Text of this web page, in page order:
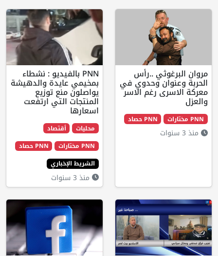
..رأس
وحدوي في
رغم الاسر
PNN حصاد
PNN بالفيديو : نشطاء
بمخيمي عايدة والدهيشة
يواصلون منع توزيع
المنتجات التي ارتفعت
اسعارها
أقتصاد
PNN حصاد
الشريط الإخباري